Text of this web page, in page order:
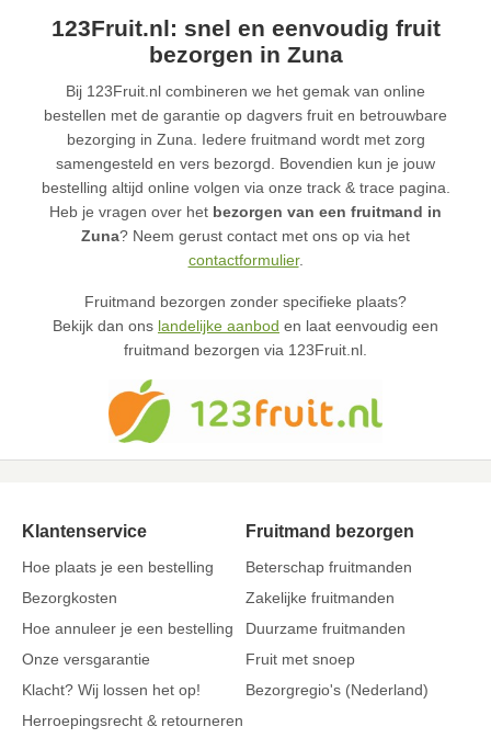
123Fruit.nl: snel en eenvoudig fruit
bezorgen in Zuna
Bij 123Fruit.nl combineren we het gemak van online
bestellen met de garantie op dagvers fruit en betrouwbare
bezorging in Zuna. Iedere fruitmand wordt met zorg
samengesteld en vers bezorgd. Bovendien kun je jouw
bestelling altijd online volgen via onze track & trace pagina.
Heb je vragen over het bezorgen van een fruitmand in
Zuna? Neem gerust contact met ons op via het
contactformulier.
Fruitmand bezorgen zonder specifieke plaats?
Bekijk dan ons landelijke aanbod en laat eenvoudig een
fruitmand bezorgen via 123Fruit.nl.
Klantenservice
Hoe plaats je een bestelling
Bezorgkosten
Hoe annuleer je een bestelling
Onze versgarantie
Klacht? Wij lossen het op!
Herroepingsrecht & retourneren
Fruitmand bezorgen
Beterschap fruitmanden
Zakelijke fruitmanden
Duurzame fruitmanden
Fruit met snoep
Bezorgregio's (Nederland)